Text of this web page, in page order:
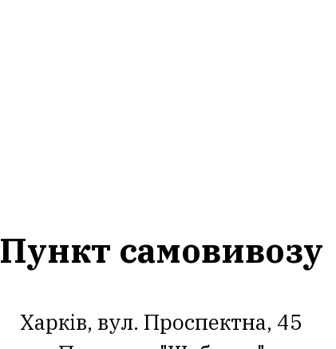
Пункт самовивозу
Харків, вул. Проспектна, 45